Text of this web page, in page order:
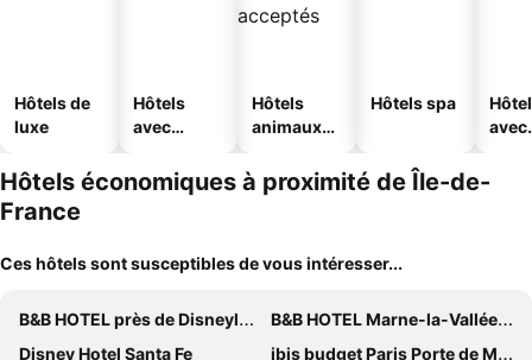
Hôtels de
luxe
Hôtels
avec
Hôtels
animaux
Hôtels spa
avec
Hôtels économiques à proximité de Île-de-
France
Ces hôtels sont susceptibles de vous intéresser...
B&B HOTEL près de Disneyland® Paris
B&B HOTEL Marne-la-Vallée Val d'Europe
Disney Hotel Santa Fe
ibis budget Paris Porte de Montmartre